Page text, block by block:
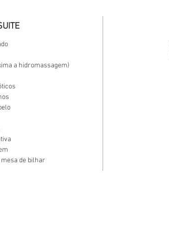
a hidromassagem)
de bilhar